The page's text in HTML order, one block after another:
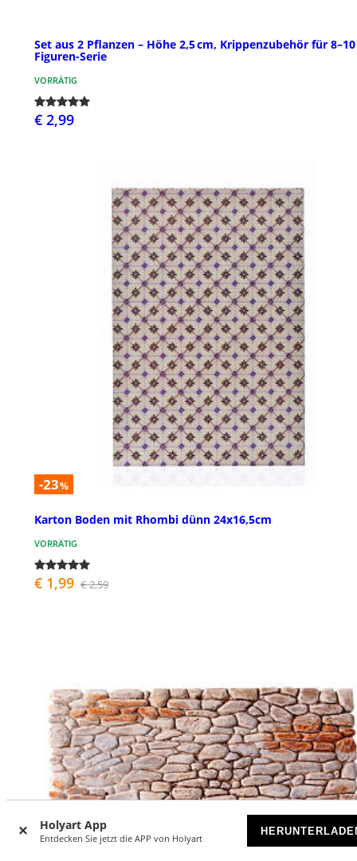
Holyart App
Entdecken Sie jetzt die APP von Holyart
Set aus 2 Pflanzen – Höhe 2,5 cm, Krippenzubehör für
Figuren-Serie
VORRÄTIG
€ 2,99
-23%
Karton Boden mit Rhombi dünn 24x16,5cm
VORRÄTIG
€ 1,99 € 2,59